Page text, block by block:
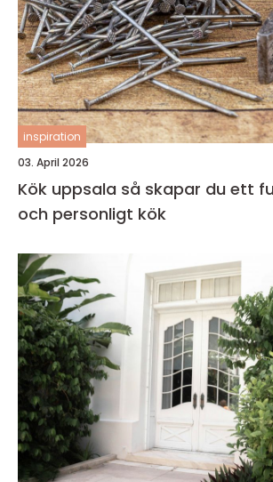
inspiration
03. April 2026
Kök uppsala så skapar du ett funktionellt
och personligt kök